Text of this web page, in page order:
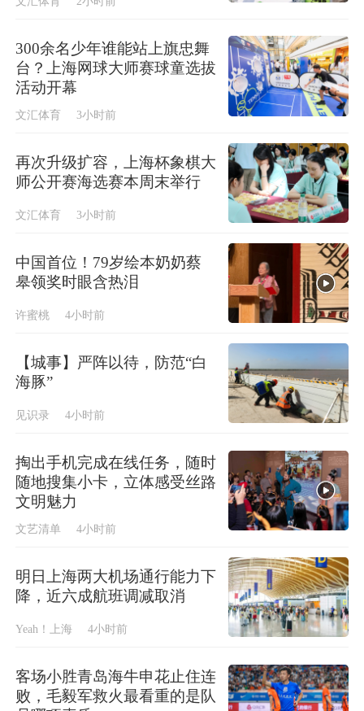
300余名少年谁能站上旗忠舞
台？上海网球大师赛球童选拔
活动开幕
文汇体育 3小时前
再次升级扩容，上海杯象棋大
师公开赛海选赛本周末举行
文汇体育 3小时前
中国首位！79岁绘本奶奶蔡
皋领奖时眼含热泪
许蜜桃 4小时前
【城事】严阵以待，防范“白
海豚”
见识录 4小时前
掏出手机完成在线任务，随时
随地搜集小卡，立体感受丝路
文明魅力
文艺清单 4小时前
明日上海两大机场通行能力下
降，近六成航班调减取消
Yeah！上海 4小时前
客场小胜青岛海牛申花止住连
败，毛毅军救火最看重的是队